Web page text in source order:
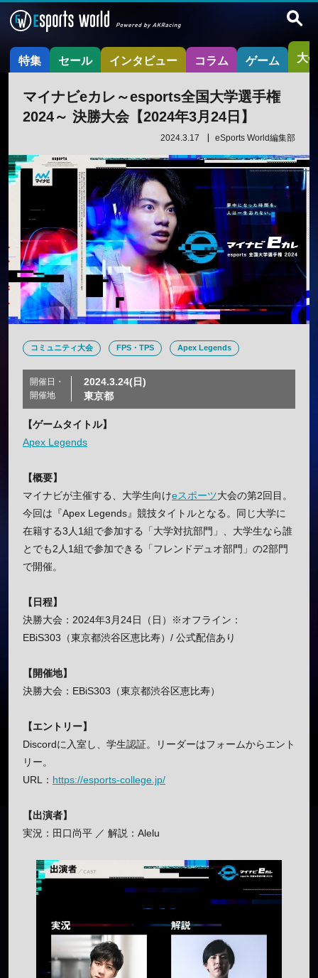
特集 セール インタビュー コラム ゲーム 大
マイナビeカレ～esports全国大学選手権
2024～ 決勝大会【2024年3月24日】
2024.3.17 eSports World編集部
コミュニティ大会 FPS・TPS Apex Legends
開催日・
開催地
2024.3.24(日)
東京都
【ゲームタイトル】
Apex Legends
【概要】
マイナビが主催する、大学生向けeスポーツ大会の第2回目。
今回は『‎Apex Legends』競技タイトルとなる。同じ大学に
在籍する3人1組で参加する「大学対抗部門」、大学生なら誰
とでも2人1組で参加できる「フレンドデュオ部門」の2部門
で開催。
【日程】
決勝大会：2024年3月24日（日）※オフライン：
EBiS303（東京都渋谷区恵比寿）/ 公式配信あり
【開催地】
決勝大会：EBiS303（東京都渋谷区恵比寿）
【エントリー】
Discordに入室し、学生認証。リーダーはフォームからエント
リー。
URL： https://esports-college.jp/
【出演者】
実況：田口尚平 ／ 解説：Alelu